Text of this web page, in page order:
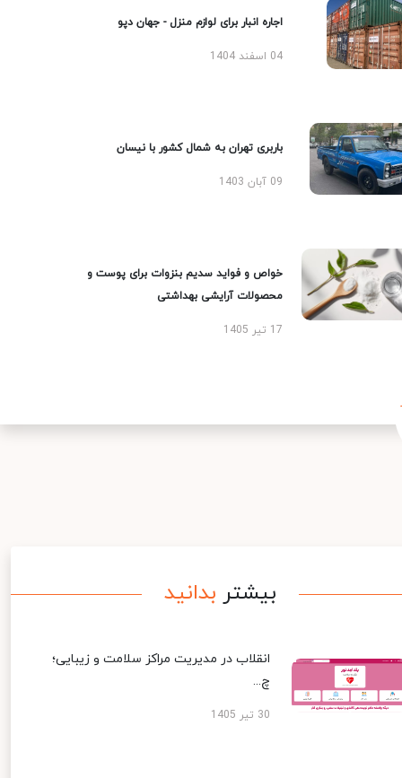
اجاره انبار برای لوازم منزل - جهان دپو
04 اسفند 1404
باربری تهران به شمال کشور با نیسان
09 آبان 1403
خواص و فواید سدیم بنزوات برای پوست و
محصولات آرایشی بهداشتی
17 تیر 1405
بیشتر بدانید
انقلاب در مدیریت مراکز سلامت و زیبایی؛
چ...
30 تیر 1405